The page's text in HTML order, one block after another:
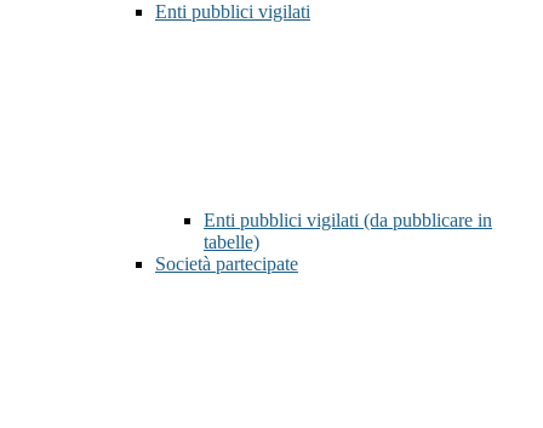
Enti pubblici vigilati
Enti pubblici vigilati (da pubblicare in
tabelle)
Società partecipate